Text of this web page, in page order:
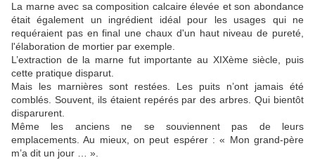
La marne avec sa composition calcaire élevée et son abondance
était également un ingrédient idéal pour les usages qui ne
requéraient pas en final une chaux d'un haut niveau de pureté,
l'élaboration de mortier par exemple.
L’extraction de la marne fut importante au XIXème siècle, puis
cette pratique disparut.
Mais les marnières sont restées. Les puits n’ont jamais été
comblés. Souvent, ils étaient repérés par des arbres. Qui bientôt
disparurent.
Même les anciens ne se souviennent pas de leurs
emplacements. Au mieux, on peut espérer : « Mon grand-père
m’a dit un jour … ».